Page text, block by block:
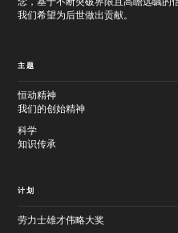
我们希望为后世做出贡献。
主题
恒动精神
我们的创始精神
科学
知识传承
计划
劳力士雄才伟略大奖